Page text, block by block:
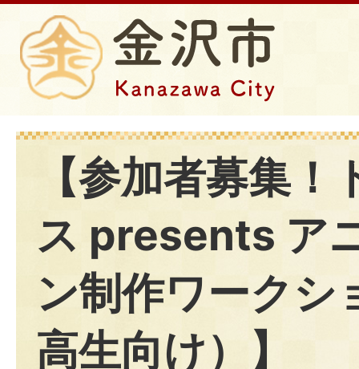
【参加者募集
ス presents ア
ン制作ワークシ
高生向け）】